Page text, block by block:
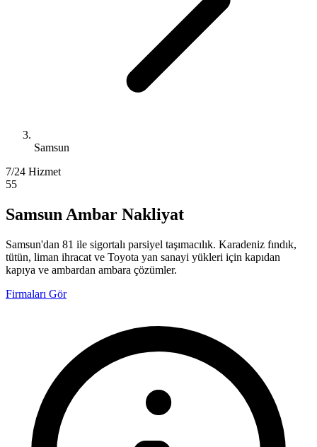
Samsun
7/24 Hizmet
55
Samsun Ambar Nakliyat
Samsun'dan 81 ile sigortalı parsiyel taşımacılık. Karadeniz fındık,
tütün, liman ihracat ve Toyota yan sanayi yükleri için kapıdan
kapıya ve ambardan ambara çözümler.
Firmaları Gör